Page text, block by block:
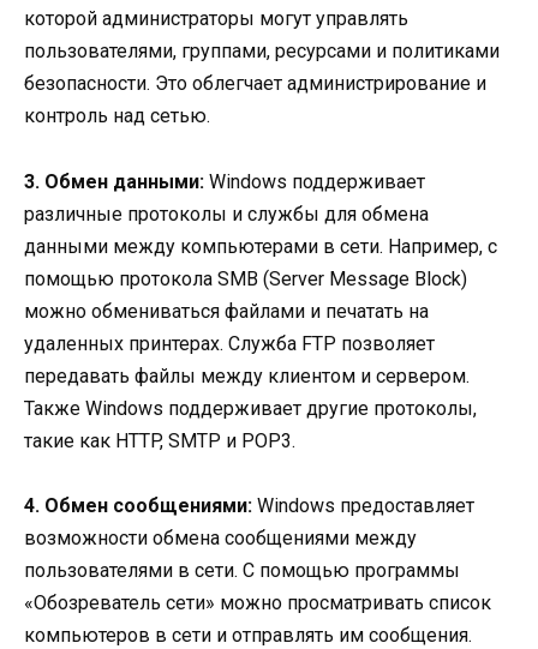
которой администраторы могут управлять
пользователями, группами, ресурсами и политиками
безопасности. Это облегчает администрирование и
контроль над сетью.
3. Обмен данными: Windows поддерживает
различные протоколы и службы для обмена
данными между компьютерами в сети. Например, с
помощью протокола SMB (Server Message Block)
можно обмениваться файлами и печатать на
удаленных принтерах. Служба FTP позволяет
передавать файлы между клиентом и сервером.
Также Windows поддерживает другие протоколы,
такие как HTTP, SMTP и POP3.
4. Обмен сообщениями: Windows предоставляет
возможности обмена сообщениями между
пользователями в сети. С помощью программы
«Обозреватель сети» можно просматривать список
компьютеров в сети и отправлять им сообщения.